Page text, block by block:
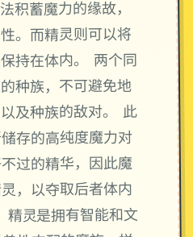
积蓄魔力的缘故，
。而精灵则可以将
持在体内。 两个同
种族，不可避免地
及种族的敌对。 此
存的高纯度魔力对
过的精华，因此魔
，以夺取后者体内
灵是拥有智能和文